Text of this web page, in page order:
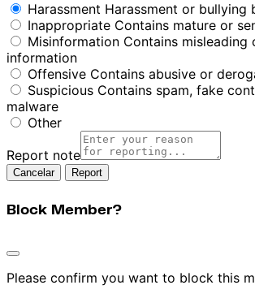
Harassment Harassment or bullying
Inappropriate Contains mature or
Misinformation Contains misleading
information
Offensive Contains abusive or
Suspicious Contains spam, fake
malware
Other
Report note
Report
Block Member?
Please confirm you want to block this